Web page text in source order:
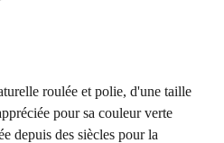
roulée et polie, d'une taille
pour sa couleur verte
depuis des siècles pour la